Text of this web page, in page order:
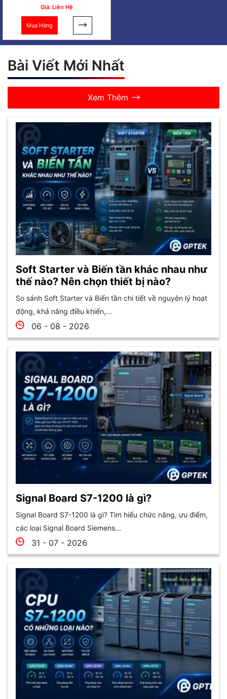
Giá: Liên Hệ
Mua Hàng
Bài Viết Mới Nhất
Xem Thêm
Soft Starter và Biến tần khác nhau như
thế nào? Nên chọn thiết bị nào?
So sánh Soft Starter và Biến tần chi tiết về nguyên lý hoạt
động, khả năng điều khiển,...
06 - 08 - 2026
Signal Board S7-1200 là gì?
Signal Board S7-1200 là gì? Tìm hiểu chức năng, ưu điểm,
các loại Signal Board Siemens...
31 - 07 - 2026